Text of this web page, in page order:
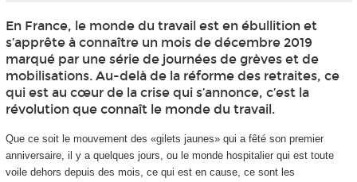
En France, le monde du travail est en ébullition et
s’apprête à connaître un mois de décembre 2019
marqué par une série de journées de grèves et de
mobilisations. Au-delà de la réforme des retraites, ce
qui est au cœur de la crise qui s’annonce, c’est la
révolution que connaît le monde du travail.
Que ce soit le mouvement des «gilets jaunes» qui a fêté son premier
anniversaire, il y a quelques jours, ou le monde hospitalier qui est toute
voile dehors depuis des mois, ce qui est en cause, ce sont les